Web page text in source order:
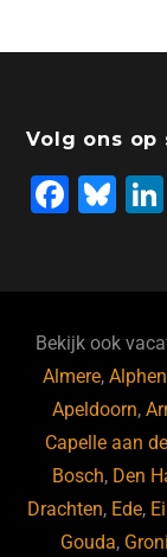
Volg ons op
F
b
o
o
k
Bl
ky
Bekijk ook
Almere,
Apeldoorn,
Capelle aan
Bosch, Den
Drachten, Ede,
Gouda,